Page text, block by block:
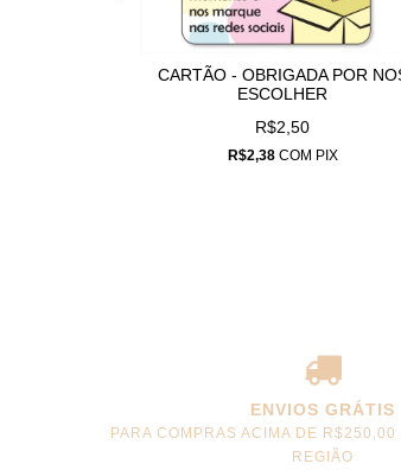
CARTÃO - OBRIGADA POR
ESCOLHER
R$2,50
R$2,38 COM PIX
ENVIOS GRÁTIS
PARA COMPRAS ACIMA DE
REGIÃO